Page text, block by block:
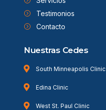
Testimonios
Contacto
Nuestras Cedes
South Minneapolis Clinic
Edina Clinic
West St. Paul Clinic